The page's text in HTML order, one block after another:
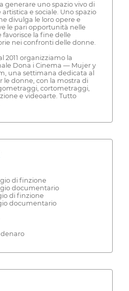
generare uno spazio vivo di
e sociale. Uno spazio
divulga le loro opere e
le pari opportunità nelle
la fine delle
nei confronti delle donne.
2011 organizziamo la
Dona i Cinema — Mujer y
una settimana dedicata al
le donne, con la mostra di
cortometraggi,
e videoarte. Tutto
di finzione
documentario
di finzione
documentario